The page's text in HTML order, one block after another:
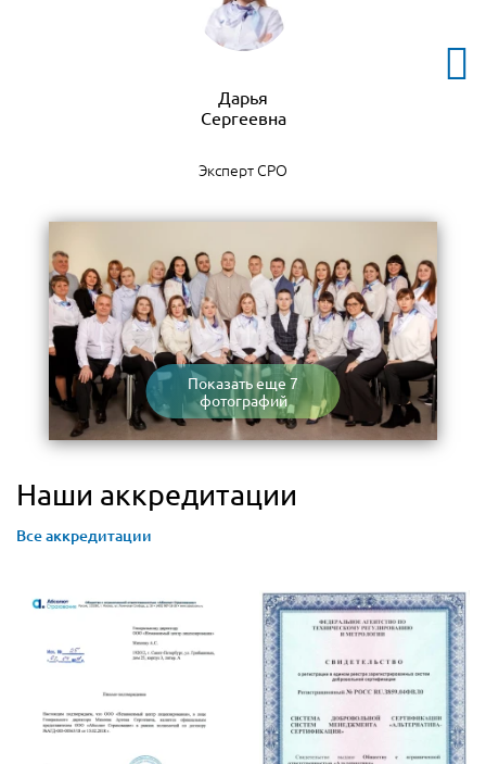
Дарья
Сергеевна
Эксперт СРО
Показать еще 7
фотографий
Наши аккредитации
Все аккредитации